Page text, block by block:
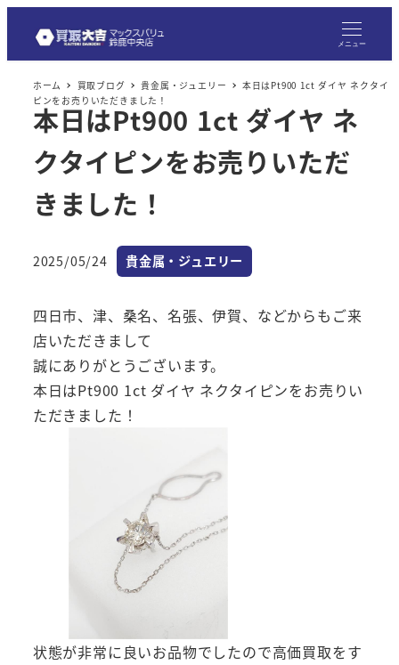
メニュー
ホーム 買取ブログ 貴金属・ジュエリー
本日はPt900 1ct ダイヤ ネクタイ
ピンをお売りいただきました！
本日はPt900 1ct ダイヤ ネ
クタイピンをお売りいただ
きました！
投稿日
2025/05/24 カテゴリー
貴金属・ジュエリー
四日市、津、桑名、名張、伊賀、などからもご来
店いただきまして
誠にありがとうございます。
本日はPt900 1ct ダイヤ ネクタイピンをお売りい
ただきました！
状態が非常に良いお品物でしたので高価買取をす